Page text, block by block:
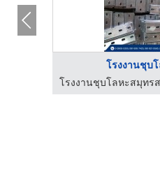
โรงงานชุบ